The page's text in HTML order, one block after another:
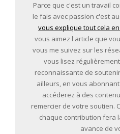
Parce que c'est un travail
le fais avec passion c'est
vous explique tout cela
vous aimez l'article que
vous me suivez sur les
vous lisez
reconnaissante de
ailleurs, en vous
accéderez à des
remercier de votre soutien.
chaque contribution fera
avance de